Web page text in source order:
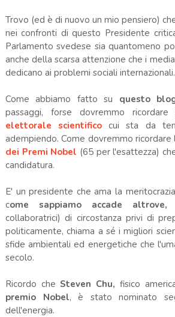
Trovo (ed è di nuovo un mio pensiero)
nei confronti di questo Presidente
Parlamento svedese sia quantomeno
anche della scarsa attenzione che i
dedicano ai problemi sociali internazionali.
Come abbiamo fatto su questo
passaggi, forse dovremmo
elettorale scientifico cui sta da
adempiendo. Come dovremmo ricordare
dei Premi Nobel (65 per l'esattezza)
candidatura.
E' un presidente che ama la
come sappiamo accade altrove,
collaboratrici) di circostanza privi di
politicamente, chiama a sé i migliori
sfide ambientali ed energetiche che
secolo.
Ricordo che Steven Chu, fisico
premio Nobel, è stato nominato
dell'energia.